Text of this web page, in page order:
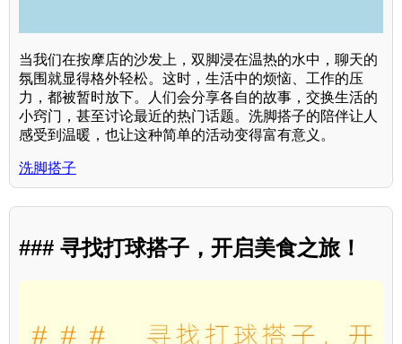
当我们在按摩店的沙发上，双脚浸在温热的水中，聊天的
氛围就显得格外轻松。这时，生活中的烦恼、工作的压
力，都被暂时放下。人们会分享各自的故事，交换生活的
小窍门，甚至讨论最近的热门话题。洗脚搭子的陪伴让人
感受到温暖，也让这种简单的活动变得富有意义。
洗脚搭子
### 寻找打球搭子，开启美食之旅！